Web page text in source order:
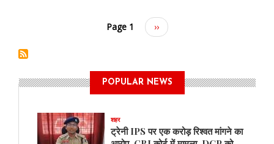
Page 1
Next
page
››
POPULAR NEWS
शहर
ट्रेनी IPS पर एक करोड़ रिश्वत मांगने का